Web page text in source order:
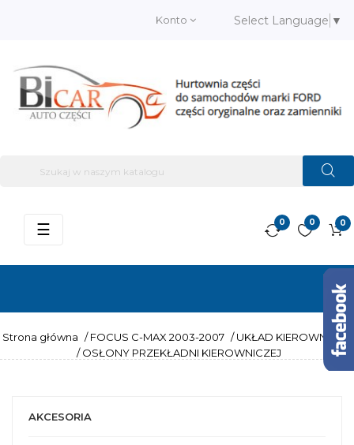
Konto Select Language ▼
0
0
0
Przełącz
☰
Strona główna / FOCUS C-MAX 2003-2007 / UKŁAD KIEROWNICZY
/ OSŁONY PRZEKŁADNI KIEROWNICZEJ
AKCESORIA